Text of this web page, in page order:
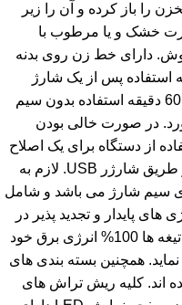
را باز کرده و آن را زیر
خشک و یا مرطوب با
دارای خط زن روی بدنه
سبیل و خط ریش. 60 دقیقه استفاده پس از یک شارژ
کامل. باتری قدرتمند لیتیوم-یون امکان 60 دقیقه استفاده بدون سیم
در صورت خالی بودن
استفاده از دستگاه برای یک اصلاح
کامل فراهم خواهد بود. قابلیت شارژ از طریق شارژر USB. لازم به
سیم شارژ می باشد و شامل
های پایدار و تجدید پذیر در
فیلیپس به حدی است که کارخانه تولید تیغه ها 100% انرژی برق خود
همچنین بسته بندی های
اند. کلیه ریش تراش های